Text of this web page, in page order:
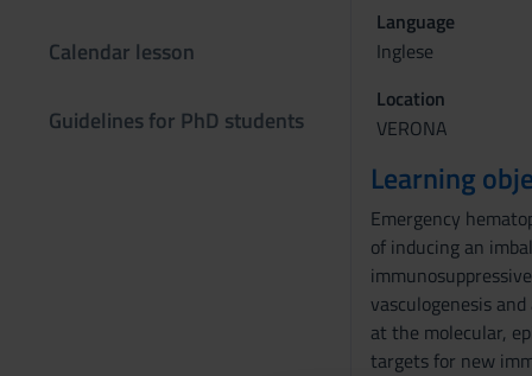
Calendar lesson
Guidelines for PhD students
Language
Inglese
Location
VERONA
Learning
Emergency
of inducing an
vasculogenesis
at the molecular,
targets for new